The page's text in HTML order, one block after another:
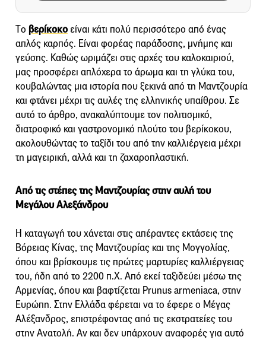
Tο βερίκοκο είναι κάτι πολύ περισσότερο από ένας
απλός καρπός. Eίναι φορέας παράδοσης, μνήμης και
γεύσης. Καθώς ωριμάζει στις αρχές του καλοκαιριού,
μας προσφέρει απλόχερα το άρωμα και τη γλύκα του,
κουβαλώντας μια ιστορία που ξεκινά από τη Μαντζουρία
και φτάνει μέχρι τις αυλές της ελληνικής υπαίθρου. Σε
αυτό το άρθρο, ανακαλύπτουμε τον πολιτισμικό,
διατροφικό και γαστρονομικό πλούτο του βερίκοκου,
ακολουθώντας το ταξίδι του από την καλλιέργεια μέχρι
τη μαγειρική, αλλά και τη ζαχαροπλαστική.
Από τις στέπες της Μαντζουρίας στην αυλή του
Μεγάλου Αλεξάνδρου
Η καταγωγή του χάνεται στις απέραντες εκτάσεις της
Βόρειας Κίνας, της Μαντζουρίας και της Μογγολίας,
όπου και βρίσκουμε τις πρώτες μαρτυρίες καλλιέργειας
του, ήδη από το 2200 π.Χ. Από εκεί ταξιδεύει μέσω της
Αρμενίας, όπου και βαφτίζεται Prunus armeniaca, στην
Ευρώπη. Στην Ελλάδα φέρεται να το έφερε ο Μέγας
Αλέξανδρος, επιστρέφοντας από τις εκστρατείες του
στην Ανατολή. Αν και δεν υπάρχουν αναφορές για αυτό